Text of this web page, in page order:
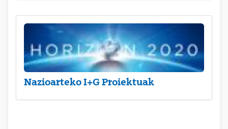
Nazioarteko I+G Proiektuak